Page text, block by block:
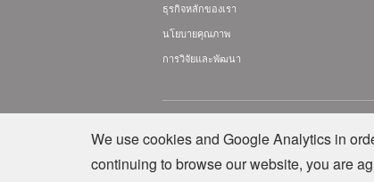
ธุรกิจหลักของเรา
นโยบายคุณภาพ
การวิจัยและพัฒนา
We use cookies and Google Analytics in
continuing to browse our website, you are